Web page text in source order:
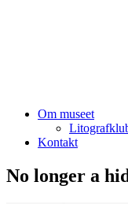
Om museet
Kontakt
No longer a